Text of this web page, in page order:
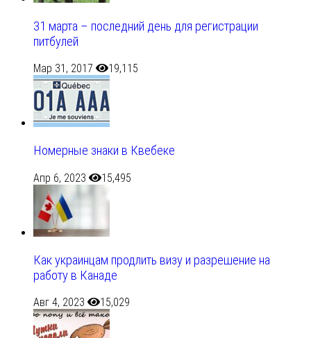
31 марта – последний день для регистрации
питбулей
Мар 31, 2017 19,115
Номерные знаки в Квебеке
Апр 6, 2023 15,495
Как украинцам продлить визу и разрешение на
работу в Канаде
Авг 4, 2023 15,029